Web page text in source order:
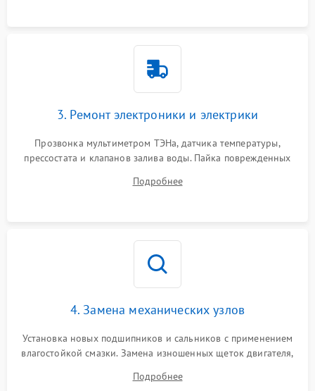
3. Ремонт электроники и электрики
Прозвонка мультиметром ТЭНа, датчика температуры,
прессостата и клапанов залива воды. Пайка поврежденных
Восстановление целостности проводки и контактов.
Подробнее
4. Замена механических узлов
Установка новых подшипников и сальников с применением
влагостойкой смазки. Замена изношенных щеток двигателя,
или поврежденной резиновой манжеты.
Подробнее